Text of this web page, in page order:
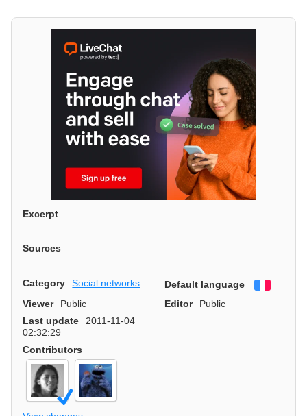
Excerpt
Sources
Category Social networks Default language
Viewer
Public Editor
Public
Last update
2011-11-04
02:32:29
Contributors